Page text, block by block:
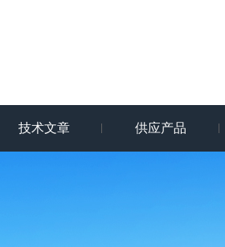
技术文章 供应产品